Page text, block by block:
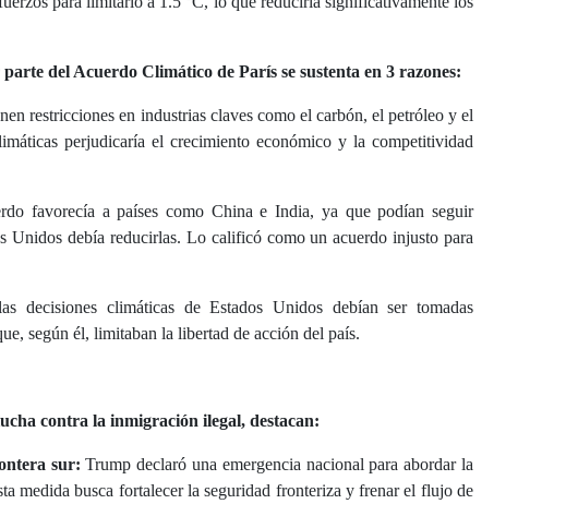
del Acuerdo Climático de París se sustenta en 3 razones:
restricciones en industrias claves como el carbón, el petróleo y el
perjudicaría el crecimiento económico y la competitividad
favorecía a países como China e India, ya que podían seguir
Unidos debía reducirlas. Lo calificó como un acuerdo injusto para
decisiones climáticas de Estados Unidos debían ser tomadas
según él, limitaban la libertad de acción del país.
contra la inmigración ilegal, destacan:
sur: Trump declaró una emergencia nacional para abordar la
medida busca fortalecer la seguridad fronteriza y frenar el flujo de